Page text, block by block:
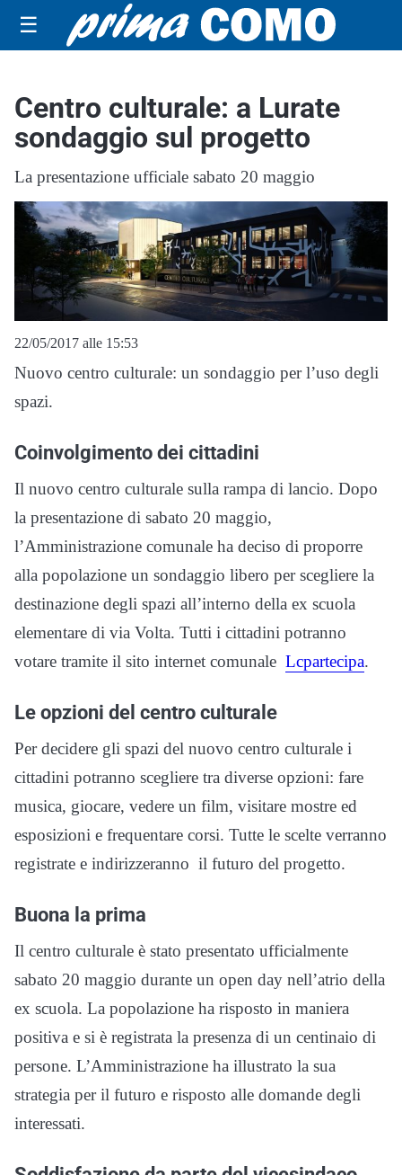
☰
Centro culturale: a Lurate
sondaggio sul progetto
La presentazione ufficiale sabato 20 maggio
22/05/2017 alle 15:53
Nuovo centro culturale: un sondaggio per l’uso degli
spazi.
Coinvolgimento dei cittadini
Il nuovo centro culturale sulla rampa di lancio. Dopo
la presentazione di sabato 20 maggio,
l’Amministrazione comunale ha deciso di proporre
alla popolazione un sondaggio libero per scegliere la
destinazione degli spazi all’interno della ex scuola
elementare di via Volta. Tutti i cittadini potranno
votare tramite il sito internet comunale Lcpartecipa.
Le opzioni del centro culturale
Per decidere gli spazi del nuovo centro culturale i
cittadini potranno scegliere tra diverse opzioni: fare
musica, giocare, vedere un film, visitare mostre ed
esposizioni e frequentare corsi. Tutte le scelte verranno
registrate e indirizzeranno il futuro del progetto.
Buona la prima
Il centro culturale è stato presentato ufficialmente
sabato 20 maggio durante un open day nell’atrio della
ex scuola. La popolazione ha risposto in maniera
positiva e si è registrata la presenza di un centinaio di
persone. L’Amministrazione ha illustrato la sua
strategia per il futuro e risposto alle domande degli
interessati.